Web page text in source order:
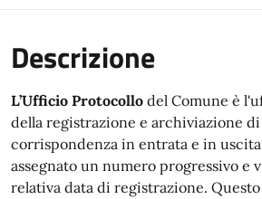
Descrizione
L’Ufficio Protocollo del Comune è
della registrazione e archiviazione
corrispondenza in entrata e in
assegnato un numero progressivo e
relativa data di registrazione. Questo